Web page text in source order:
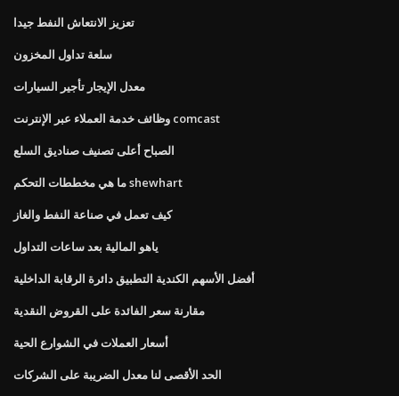
تعزيز الانتعاش النفط جيدا
سلعة تداول المخزون
معدل الإيجار تأجير السيارات
وظائف خدمة العملاء عبر الإنترنت comcast
الصباح أعلى تصنيف صناديق السلع
ما هي مخططات التحكم shewhart
كيف تعمل في صناعة النفط والغاز
ياهو المالية بعد ساعات التداول
أفضل الأسهم الكندية التطبيق دائرة الرقابة الداخلية
مقارنة سعر الفائدة على القروض النقدية
أسعار العملات في الشوارع الحية
الحد الأقصى لنا معدل الضريبة على الشركات